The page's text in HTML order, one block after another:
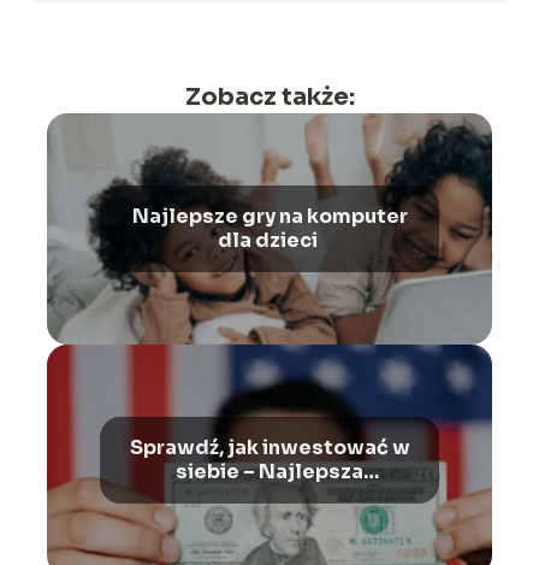
Zobacz także:
Najlepsze gry na komputer
dla dzieci
Sprawdź, jak inwestować w
siebie – Najlepsza
inwestycja warta uwagi!